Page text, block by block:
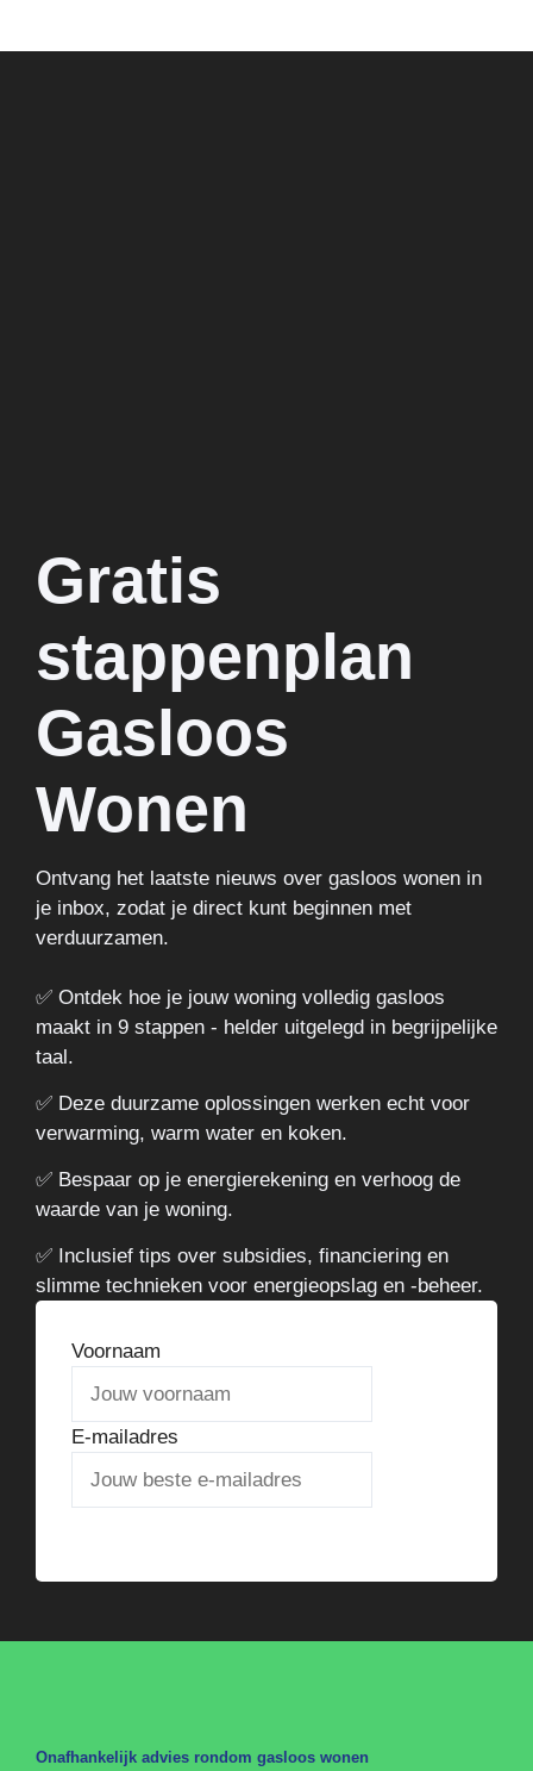
Gratis
stappenplan
Gasloos
Wonen
Ontvang het laatste nieuws over gasloos wonen in
je inbox, zodat je direct kunt beginnen met
verduurzamen.
✅ Ontdek hoe je jouw woning volledig gasloos
maakt in 9 stappen - helder uitgelegd in begrijpelijke
taal.
✅ Deze duurzame oplossingen werken echt voor
verwarming, warm water en koken.
✅ Bespaar op je energierekening en verhoog de
waarde van je woning.
✅ Inclusief tips over subsidies, financiering en
slimme technieken voor energieopslag en -beheer.
Voornaam
E-mailadres
Onafhankelijk advies rondom gasloos wonen